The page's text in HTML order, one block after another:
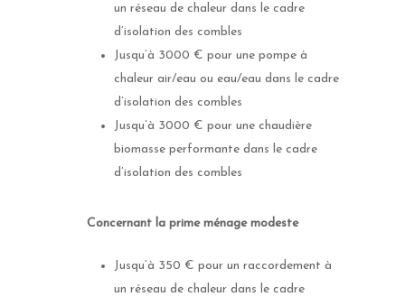
un réseau de chaleur dans le cadre
d’isolation des combles
Jusqu’à 3000 € pour une pompe à
chaleur air/eau ou eau/eau dans le cadre
d’isolation des combles
Jusqu’à 3000 € pour une chaudière
biomasse performante dans le cadre
d’isolation des combles
Concernant la prime ménage modeste
Jusqu’à 350 € pour un raccordement à
un réseau de chaleur dans le cadre